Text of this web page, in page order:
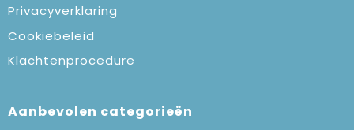
Privacyverklaring
Cookiebeleid
Klachtenprocedure
Aanbevolen categorieën